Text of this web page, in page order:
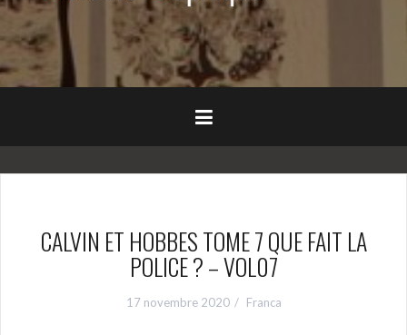
CALVIN ET HOBBES TOME 7 QUE FAIT LA
POLICE ? – VOL07
17 novembre 2020 Franca